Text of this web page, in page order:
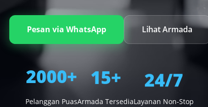
Pesan via WhatsApp Lihat Armada
2000+
Pelanggan Puas
15+
Armada Tersedia
24/7
Layanan Non-Stop